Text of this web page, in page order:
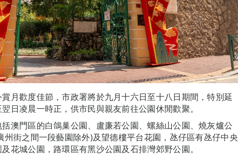
月歡度佳節，市政署將於九月十六日至十八日期間，特別延
日凌晨一時正，供市民與親友前往公園休閒歡聚。
澳門區的白鴿巢公園、盧廉若公園、螺絲山公園、燒灰爐公
州街之間一段藝園除外)及望德樓平台花園，氹仔區有氹仔中央
花城公園，路環區有黑沙公園及石排灣郊野公園。